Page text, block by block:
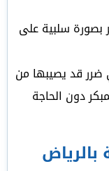
بصورة سلبية على
قد يصيبها من
دون الحاجة
بالرياض